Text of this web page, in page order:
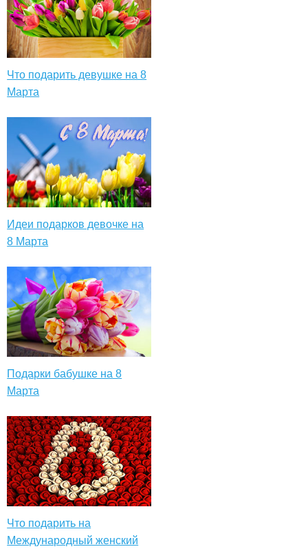
Что подарить девушке на 8
Марта
Идеи подарков девочке на
8 Марта
Подарки бабушке на 8
Марта
Что подарить на
Международный женский